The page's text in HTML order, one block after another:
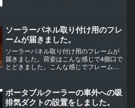
めのフレームを設計。ソーラー...
ソーラーパネル取り付け用のフレ
ームが届きました。
ソーラーパネル取り付け用のフレームが
届きました。荷姿はこんな感じで4個口で
とどきました。こんな感じでフレームは
残りせずはがしやすいです。ルーフラッ
クの取り付けスペーサー...
ポータブルクーラーの車外への吸
排気ダクトの設置をしました。